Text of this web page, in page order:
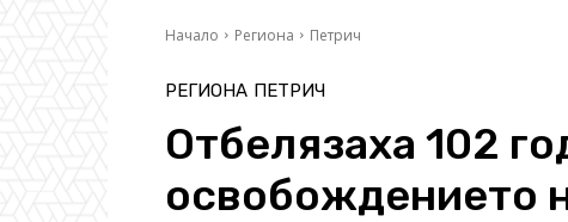
Начало Региона Петрич
РЕГИОНА ПЕТРИЧ
Отбелязаха 102
освобождението